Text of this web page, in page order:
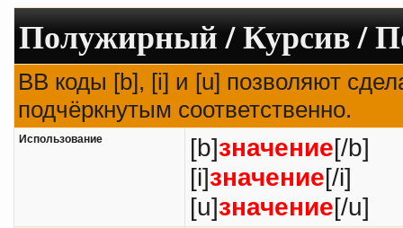
Полужирный / Курсив /
BB коды [b], [i] и [u] позволяют
подчёркнутым соответственно.
Использование [b]значение[/b]
[i]значение[/i]
[u]значение[/u]